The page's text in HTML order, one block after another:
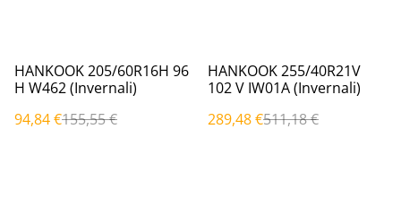
%
HANKOOK 205/60R16H 96
H W462 (Invernali)
94,84 €155,55 €
%
HANKOOK 255/40R21V
102 V IW01A (Invernali)
289,48 €511,18 €